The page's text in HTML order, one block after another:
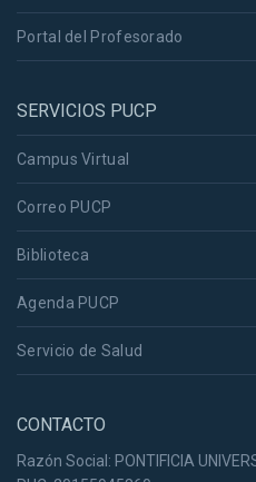
Portal del Profesorado
SERVICIOS PUCP
Campus Virtual
Correo PUCP
Biblioteca
Agenda PUCP
Servicio de Salud
CONTACTO
Razón Social: PONTIFICIA